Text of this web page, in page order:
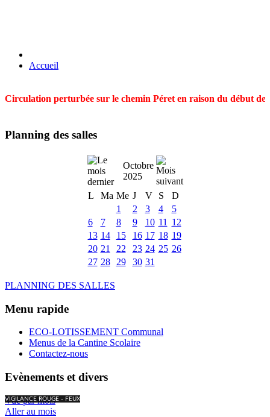
Accueil
Circulation perturbée sur le chemin Péret en raison du début
Planning des salles
Octobre
2025
L
Ma Me J V S
D
1
2 3 4
5
6
7 8 9 10 11
12
13 14 15 16 17 18 19
20 21 22 23 24 25 26
27 28 29 30 31
PLANNING DES SALLES
Menu rapide
ECO-LOTISSEMENT Communal
Menus de la Cantine Scolaire
Contactez-nous
Evènements et divers
VIGILANCE ROUGE - FEUX
Vue par mois
Aller au mois